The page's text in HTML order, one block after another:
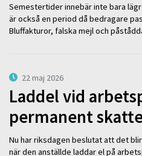
Semestertider innebär inte bara
är också en period då bedragare
Bluffakturor, falska mejl och
22 maj 2026
Laddel vid
permanent
Nu har riksdagen beslutat att det
när den anställde laddar el på